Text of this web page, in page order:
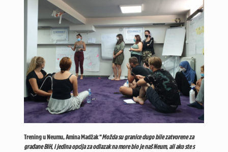
Trening u Neumu, Amina Madžak “Možda su granice dugo bile zatvorene za
građane BiH, i jedina opcija za odlazak na more bio je naš Neum, ali ako ste s